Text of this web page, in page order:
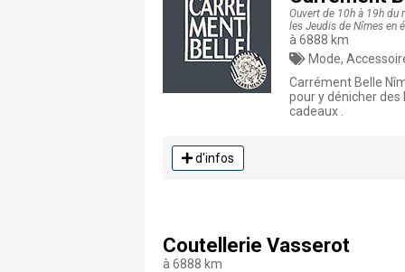
Ouvert de 10h à 19h du
les Jeudis de Nîmes en
à 6888 km
Mode,
Carrément Belle
pour y dénicher
cadeaux .
d'infos
Coutellerie Vasserot
à 6888 km